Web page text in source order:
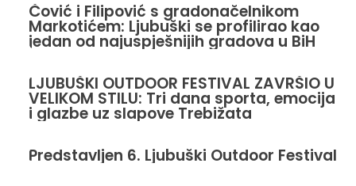
Čović i Filipović s gradonačelnikom
Markotićem: Ljubuški se profilirao kao
jedan od najuspješnijih gradova u BiH
LJUBUŠKI OUTDOOR FESTIVAL ZAVRŠIO U
VELIKOM STILU: Tri dana sporta, emocija
i glazbe uz slapove Trebižata
Predstavljen 6. Ljubuški Outdoor Festival